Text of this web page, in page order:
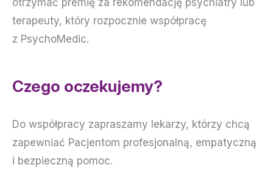
terapeuty, który rozpocznie współpracę
z PsychoMedic.
Czego oczekujemy?
Do współpracy zapraszamy lekarzy, którzy chcą
zapewniać Pacjentom profesjonalną, empatyczną
i bezpieczną pomoc.